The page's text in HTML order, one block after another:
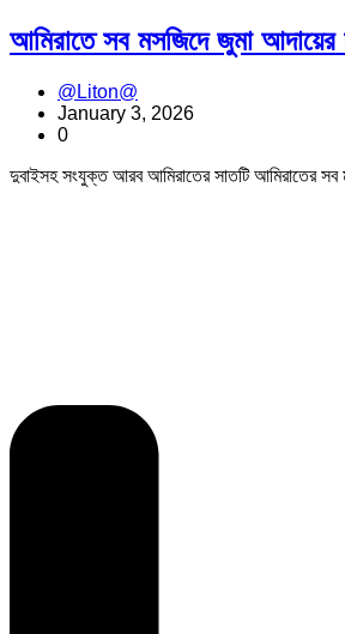
আমিরাতে সব মসজিদে জুমা আদায়ের
@Liton@
January 3, 2026
0
দুবাইসহ সংযুক্ত আরব আমিরাতের সাতটি আমিরাতের সব